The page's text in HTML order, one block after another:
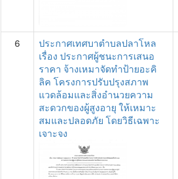
6
ประกาศเทศบาตำบลปลาโหล
เรื่อง ประกาศผู้ชนะการเสนอ
ราคา จ้างเหมาจัดทำป้ายอะคิ
ลิค โครงการปรับปรุงสภาพ
แวดล้อมและสิ่งอำนวยความ
สะดวกของผู้สูงอายุ ให้เหมาะ
สมและปลอดภัย โดยวิธีเฉพาะ
เจาะจง